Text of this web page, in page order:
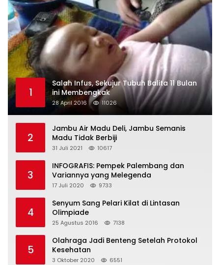
1
Salah Infus, Sekujur Tubuh Balita 11 Bulan
ini Membengkak
28 April 2016 11026
2
Jambu Air Madu Deli, Jambu Semanis
Madu Tidak Berbiji
31 Juli 2021 10617
3
INFOGRAFIS: Pempek Palembang dan
Variannya yang Melegenda
17 Juli 2020 9733
4
Senyum Sang Pelari Kilat di Lintasan
Olimpiade
25 Agustus 2016 7138
5
Olahraga Jadi Benteng Setelah Protokol
Kesehatan
3 Oktober 2020 6551